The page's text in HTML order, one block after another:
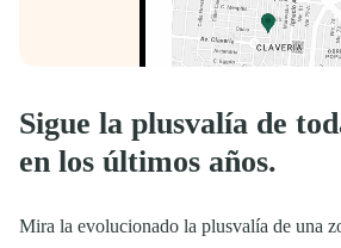
Sigue la plusvalía de
en los últimos años.
Mira la evolucionado la plusvalía de una